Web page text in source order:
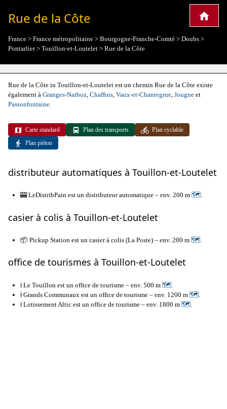
Rue de la Côte
France > France métropolitaine > Bourgogne-Franche-Comté > Doubs >
Pontarlier> Touillon-et-Loutelet > Rue de la Côte
Rue de la Côte in Touillon-et-Loutelet est un chemin Rue de la Côte existe
également à Granges-Narboz, Chaffois, Vaux-et-Chantegrue, Jougne et
Passonfontaine.
Carte standard Plan des transports
Plan cyclable
Plan piéton
distributeur automatiques à Touillon-et-Loutelet
🎰 LeDistribPain est un distributeur automatique – env. 200 m 🗺.
casier à colis à Touillon-et-Loutelet
📦 Pickup Station est un casier à colis (La Poste) – env. 200 m 🗺.
office de tourismes à Touillon-et-Loutelet
ℹ️ Le Touillon est un office de tourisme – env. 500 m 🗺
ℹ️ Grands Communaux est un office de tourisme – env. 1200 m 🗺
ℹ️ Lotissement Altic est un office de tourisme – env. 1800 m 🗺